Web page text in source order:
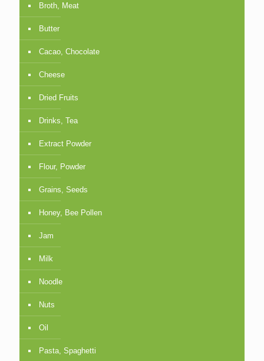
Broth, Meat
Butter
Cacao, Chocolate
Cheese
Dried Fruits
Drinks, Tea
Extract Powder
Flour, Powder
Grains, Seeds
Honey, Bee Pollen
Jam
Milk
Noodle
Nuts
Oil
Pasta, Spaghetti